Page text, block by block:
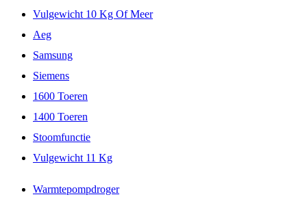
Vulgewicht 10 Kg Of Meer
Aeg
Samsung
Siemens
1600 Toeren
1400 Toeren
Stoomfunctie
Vulgewicht 11 Kg
Warmtepompdroger